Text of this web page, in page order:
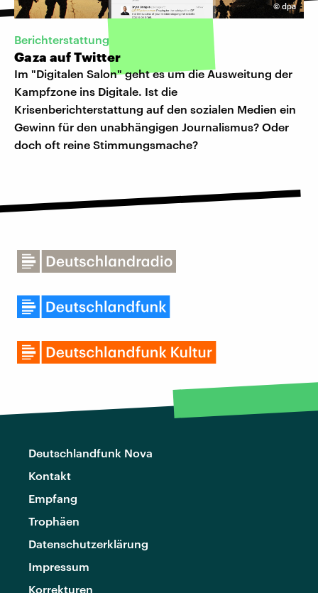
©dpa
Berichterstattung
Gaza auf Twitter
Im "Digitalen Salon" geht es um die Ausweitung der
Kampfzone ins Digitale. Ist die
Krisenberichterstattung auf den sozialen Medien ein
Gewinn für den unabhängigen Journalismus? Oder
doch oft reine Stimmungsmache?
Deutschlandfunk Nova
Kontakt
Empfang
Trophäen
Datenschutzerklärung
Impressum
Korrekturen